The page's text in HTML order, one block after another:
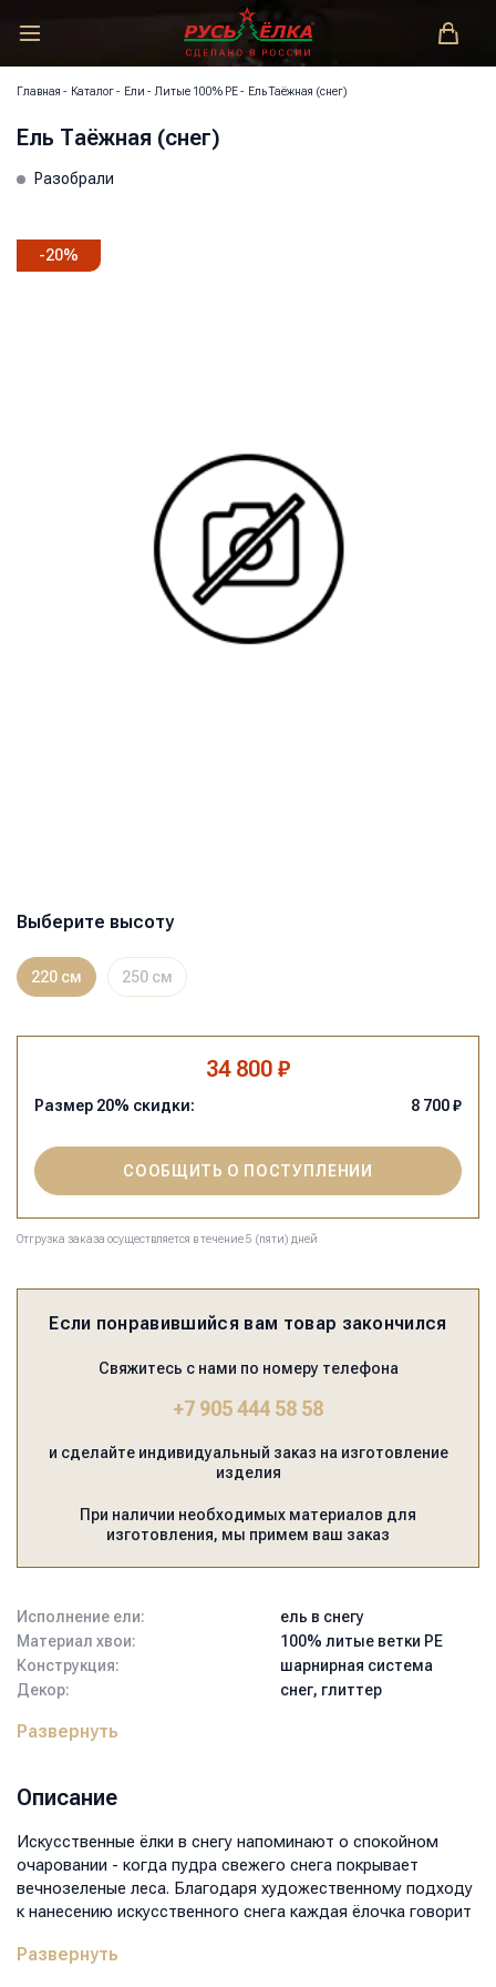
РУСЬ-ЁЛКА – ЗАКОНОДАТЕЛЬ МОДЫ!
Главная - Каталог- Ели - Литые 100% РЕ- Ель Таёжная (снег)
Ель Таёжная (снег)
Разобрали
-20%
Выберите высоту
220 см 250 см
34 800 ₽
Размер 20% скидки: 8 700₽
СООБЩИТЬ О ПОСТУПЛЕНИИ
Отгрузка заказа осуществляется в течение 5 (пяти) дней
Если понравившийся вам товар закончился
Свяжитесь с нами по номеру телефона
+7 905 444 58 58
и сделайте индивидуальный заказ на изготовление
изделия
При наличии необходимых материалов для
изготовления, мы примем ваш заказ
Исполнение ели:
ель в снегу
Материал хвои:
100% литые ветки PE
Конструкция:
шарнирная система
Декор:
снег, глиттер
Тип подставки:
Высота:
Диаметр нижнего ряда, см:
Вес, кг:
Размер коробки, мм:
1350x750x450
Объем, м3:
0,456
Развернуть
Описание
Искусственные ёлки в снегу напоминают о спокойном
очаровании - когда пудра свежего снега покрывает
вечнозеленые леса. Благодаря художественному подходу
к нанесению искусственного снега каждая ёлочка говорит
технологий позволяет снегу ложиться на веточки ели в
Развернуть